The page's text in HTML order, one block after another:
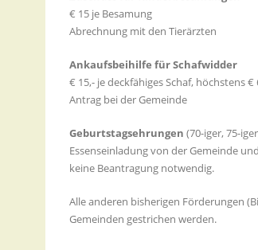
€ 15 je Besamung
Abrechnung mit den Tierärzten
Ankaufsbeihilfe für Schafwidder
€ 15,- je deckfähiges Schaf, höchstens
Antrag bei der Gemeinde
Geburtstagsehrungen (70-iger, 75-
Essenseinladung von der Gemeinde
keine Beantragung notwendig.
Alle anderen bisherigen Förderungen
Gemeinden gestrichen werden.